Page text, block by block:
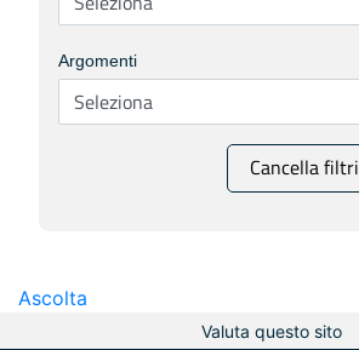
Argomenti
Cancella filtri
Ascolta
Valuta questo sito